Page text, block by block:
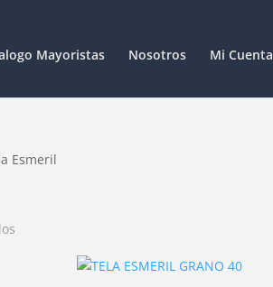
Mayoristas Nosotros Mi Cuenta
Esmeril